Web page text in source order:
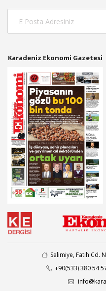
Karadeniz Ekonomi Gazetesi
Selimiye, Fatih Cd.
+90(533) 380 54